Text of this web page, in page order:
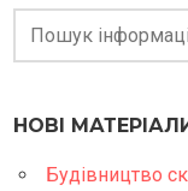
НОВІ
Будівництво